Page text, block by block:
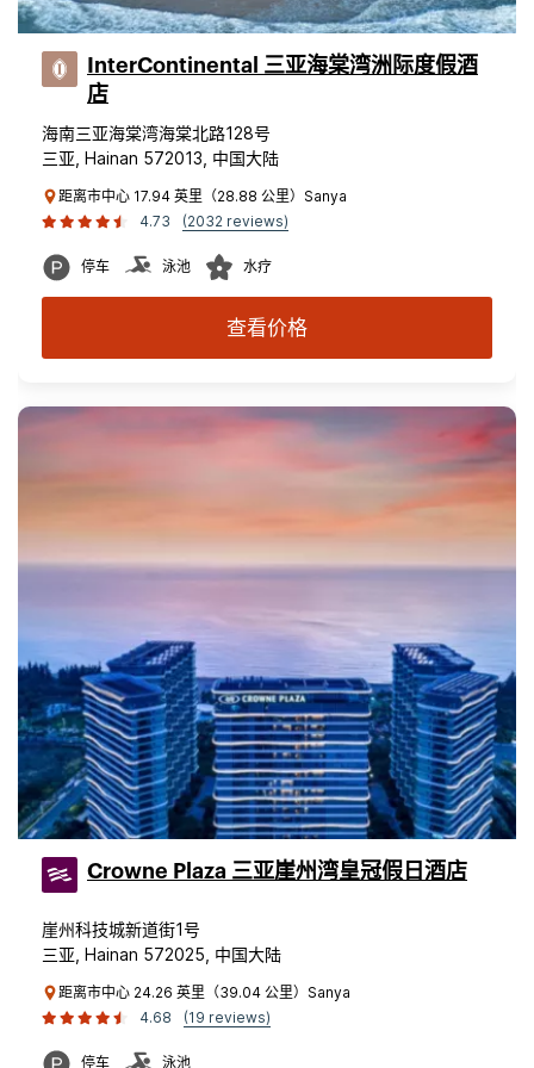
InterContinental 三亚海棠湾洲际度假酒
店
海南三亚海棠湾海棠北路128号
三亚, Hainan 572013, 中国大陆
距离市中心 17.94 英里（28.88 公里）Sanya
4.73
(2032 reviews)
停车 泳池 水疗
查看价格
Crowne Plaza 三亚崖州湾皇冠假日酒店
崖州科技城新道街1号
三亚, Hainan 572025, 中国大陆
距离市中心 24.26 英里（39.04 公里）Sanya
4.68
(19 reviews)
停车 泳池